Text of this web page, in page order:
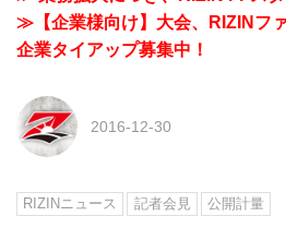
≫【企業様向け】大会、RIZINフ
企業タイアップ募集中！
2016-12-30
RIZINニュース 記者会見 公開計量